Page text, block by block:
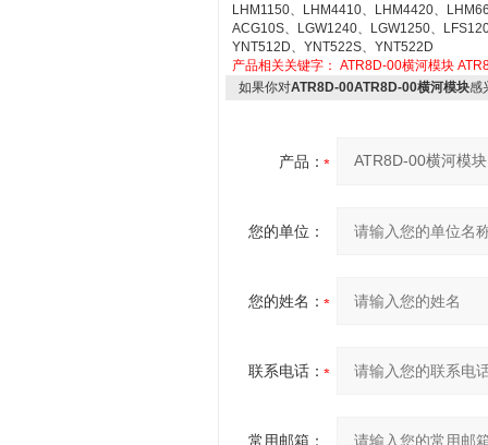
LHM1150、LHM4410、LHM4420、
ACG10S、LGW1240、LGW1250、
YNT512D、YNT522S、YNT522D
产品相关关键字： ATR8D-00横河模块
如果你对ATR8D-00ATR8D-00横河模块感
产品：
您的单位：
您的姓名：
联系电话：
常用邮箱：